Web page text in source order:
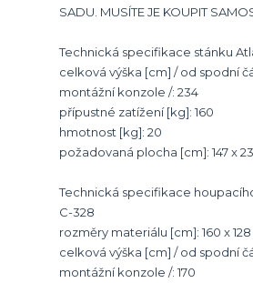
SADU. MUSÍTE JE KOUPIT
Technická specifikace stánku
celková výška [cm] / od spodní
montážní konzole /: 234
přípustné zatížení [kg]: 160
hmotnost [kg]: 20
požadovaná plocha [cm]: 147 x
Technická specifikace
C-328
rozměry materiálu [cm]: 160 x 128
celková výška [cm] / od spodní
montážní konzole /: 170